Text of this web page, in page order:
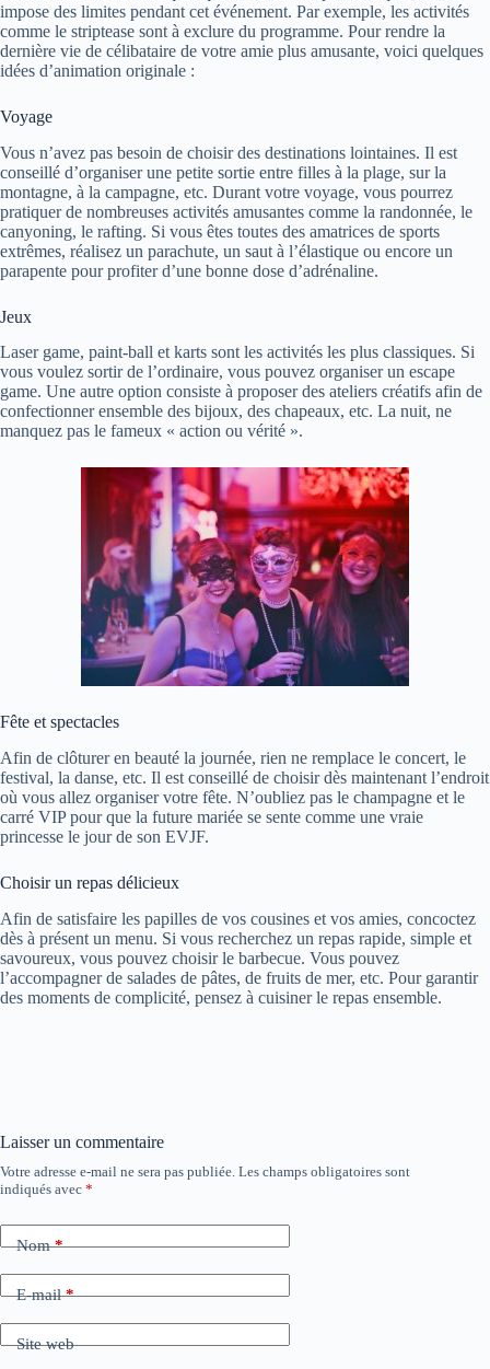
impose des limites pendant cet événement. Par exemple, les activités
comme le striptease sont à exclure du programme. Pour rendre la
dernière vie de célibataire de votre amie plus amusante, voici quelques
idées d’animation originale :
Voyage
Vous n’avez pas besoin de choisir des destinations lointaines. Il est
conseillé d’organiser une petite sortie entre filles à la plage, sur la
montagne, à la campagne, etc. Durant votre voyage, vous pourrez
pratiquer de nombreuses activités amusantes comme la randonnée, le
canyoning, le rafting. Si vous êtes toutes des amatrices de sports
extrêmes, réalisez un parachute, un saut à l’élastique ou encore un
parapente pour profiter d’une bonne dose d’adrénaline.
Jeux
Laser game, paint-ball et karts sont les activités les plus classiques. Si
vous voulez sortir de l’ordinaire, vous pouvez organiser un escape
game. Une autre option consiste à proposer des ateliers créatifs afin de
confectionner ensemble des bijoux, des chapeaux, etc. La nuit, ne
manquez pas le fameux « action ou vérité ».
Fête et spectacles
Afin de clôturer en beauté la journée, rien ne remplace le concert, le
festival, la danse, etc. Il est conseillé de choisir dès maintenant l’endroit
où vous allez organiser votre fête. N’oubliez pas le champagne et le
carré VIP pour que la future mariée se sente comme une vraie
princesse le jour de son EVJF.
Choisir un repas délicieux
Afin de satisfaire les papilles de vos cousines et vos amies, concoctez
dès à présent un menu. Si vous recherchez un repas rapide, simple et
savoureux, vous pouvez choisir le barbecue. Vous pouvez
l’accompagner de salades de pâtes, de fruits de mer, etc. Pour garantir
des moments de complicité, pensez à cuisiner le repas ensemble.
Laisser un commentaire
Votre adresse e-mail ne sera pas publiée. Les champs obligatoires sont
indiqués avec *
Nom*
E-mail*
Site web